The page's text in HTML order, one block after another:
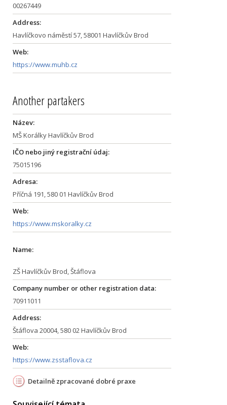
00267449
Address:
Havlíčkovo náměstí 57, 58001 Havlíčkův Brod
Web:
https://www.muhb.cz
Another partakers
Název:
MŠ Korálky Havlíčkův Brod
IČO nebo jiný registrační údaj:
75015196
Adresa:
Příčná 191, 580 01 Havlíčkův Brod
Web:
https://www.mskoralky.cz
Name:
ZŠ Havlíčkův Brod, Štáflova
Company number or other registration data:
70911011
Address:
Štáflova 20004, 580 02 Havlíčkův Brod
Web:
https://www.zsstaflova.cz
Detailně zpracované dobré praxe